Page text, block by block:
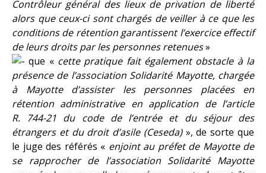
Contrôleur général des lieux de privation de liberté
alors que ceux-ci sont chargés de veiller à ce que les
conditions de rétention garantissent l’exercice effectif
de leurs droits par les personnes retenues»
que « cette pratique fait également obstacle à la
présence de l’association Solidarité Mayotte, chargée
à Mayotte d’assister les personnes placées en
rétention administrative en application de l’article
R. 744-21 du code de l’entrée et du séjour des
étrangers et du droit d’asile (Ceseda)», de sorte que
le juge des référés « enjoint au préfet de Mayotte de
se rapprocher de l’association Solidarité Mayotte